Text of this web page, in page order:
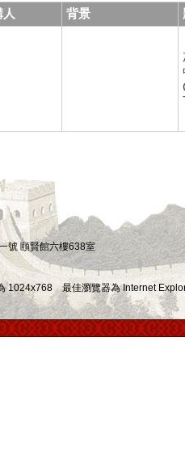
人 背景
號 頤賢館六樓638室
1024x768 最佳瀏覽器為 Internet